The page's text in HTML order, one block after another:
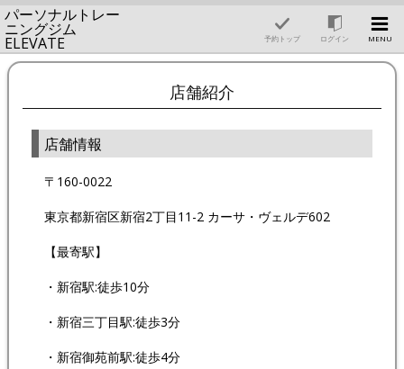
パーソナルトレー
ニングジム
ELEVATE 予約トップ ログイン MENU
店舗紹介
店舗情報
〒160-0022
東京都新宿区新宿2丁目11-2 カーサ・ヴェルデ602
【最寄駅】
・新宿駅:徒歩10分
・新宿三丁目駅:徒歩3分
・新宿御苑前駅:徒歩4分